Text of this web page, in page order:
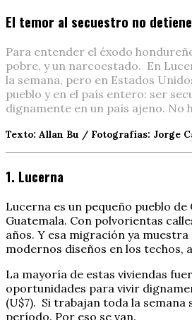
El temor al secuestro no
Para entender el éxodo
pobre, y un narcoestado. En
la semana, pero en Estados
pueblo y en el país entero: ser
dignamente en un país ajeno. No
Texto: Allan Bu / Fotografías: Jorge
1. Lucerna
Lucerna es un pequeño pueblo
Guatemala. Con polvorientas
años. Y esa migración ya
modernos diseños en los techos,
La mayoría de estas viviendas
oportunidades para vivir
(U$7). Si trabajan toda la
período. Por eso se van.